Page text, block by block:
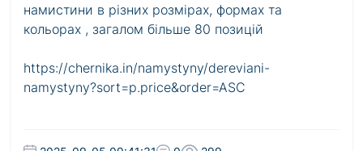
намистини в різних розмірах, формах та
кольорах , загалом більше 80 позицій
https://chernika.in/namystyny/dereviani-
namystyny?sort=p.price&order=ASC